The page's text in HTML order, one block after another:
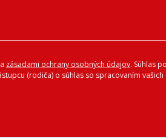
zásadami ochrany osobných údajov. Súhlas
(rodiča) o súhlas so spracovaním